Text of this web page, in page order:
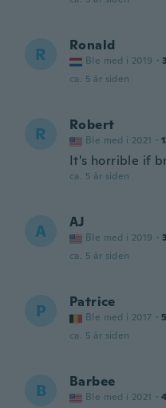
R Ronald
Ble med i 2019 · 3
ca. 5 år siden
R Robert
Ble med i 2021 ·
It's horrible if
ca. 5 år siden
A AJ
Ble med i 2019 ·
ca. 5 år siden
P Patrice
Ble med i 2017 · 5
ca. 5 år siden
B Barbee
Ble med i 2021 · 4